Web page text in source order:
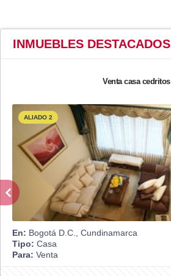
INMUEBLES DESTACADOS
Venta casa cedritos
ALIADO 2
En: Bogotá D.C., Cundinamarca
Tipo: Casa
Para: Venta